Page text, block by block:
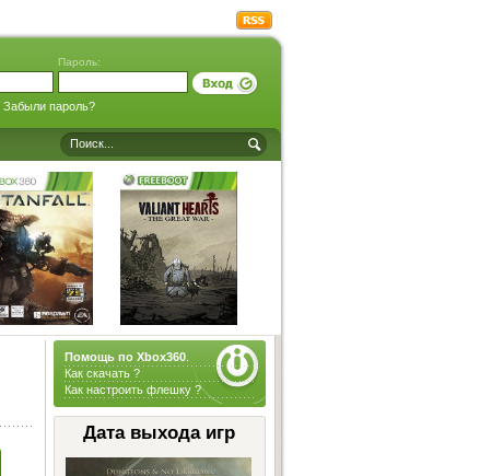
Пароль:
Забыли пароль?
Помощь по Xbox360.
Как скачать ?
Как настроить флешку ?
Дата выхода игр